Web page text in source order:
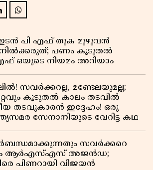
ഉടൻ പി എഫ് തുക മുഴുവൻ
നിൽക്കരുത്; പണം കൂടുതൽ
ഒയുടെ നിയമം അറിയാം
സവർക്കറല്ല, മണ്ടേലയുമല്ല;
കൂടുതൽ കാലം തടവിൽ
തടവുകാരൻ ഇദ്ദേഹം! ഒരു
സേനാനിയുടെ വേറിട്ട കഥ
സവർക്കറെ
ആർഎസ്എസ് അജൻഡ;
പിണറായി വിജയൻ